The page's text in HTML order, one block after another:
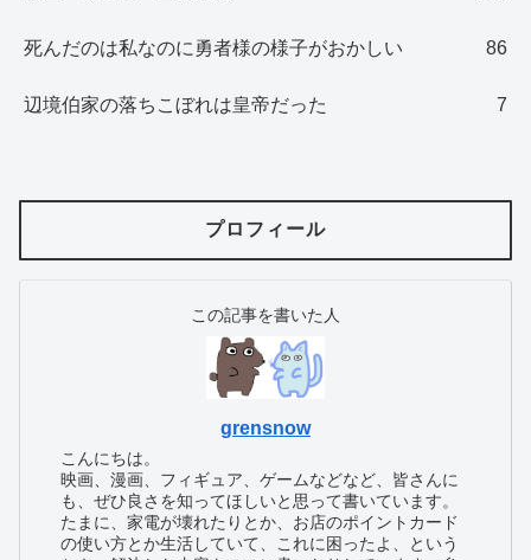
死んだのは私なのに勇者様の様子がおかしい 86
辺境伯家の落ちこぼれは皇帝だった 7
プロフィール
この記事を書いた人
grensnow
こんにちは。
映画、漫画、フィギュア、ゲームなどなど、皆さんに
も、ぜひ良さを知ってほしいと思って書いています。
たまに、家電が壊れたりとか、お店のポイントカード
の使い方とか生活していて、これに困ったよ、という